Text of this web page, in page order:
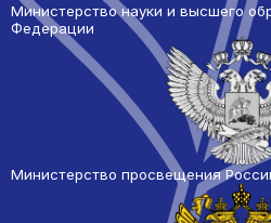
Министерство науки и высшего
Федерации
Министерство просвещения